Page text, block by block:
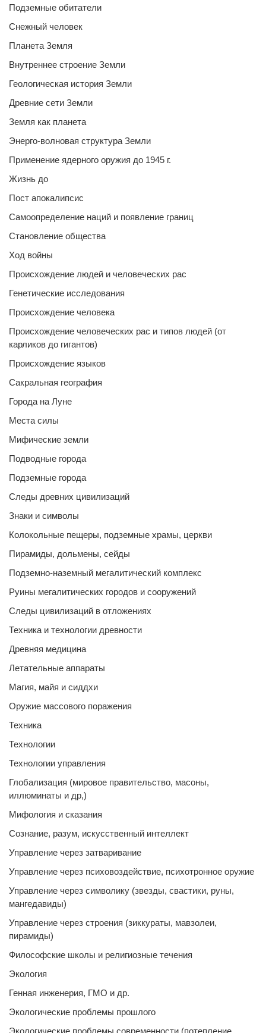
Подземные обитатели
Снежный человек
Планета Земля
Внутреннее строение Земли
Геологическая история Земли
Древние сети Земли
Земля как планета
Энерго-волновая структура Земли
Применение ядерного оружия до 1945 г.
Жизнь до
Пост апокалипсис
Самоопределение наций и появление границ
Становление общества
Ход войны
Происхождение людей и человеческих рас
Генетические исследования
Происхождение человека
Происхождение человеческих рас и типов людей (от
карликов до гигантов)
Происхождение языков
Сакральная география
Города на Луне
Места силы
Мифические земли
Подводные города
Подземные города
Следы древних цивилизаций
Знаки и символы
Колокольные пещеры, подземные храмы, церкви
Пирамиды, дольмены, сейды
Подземно-наземный мегалитический комплекс
Руины мегалитических городов и сооружений
Следы цивилизаций в отложениях
Техника и технологии древности
Древняя медицина
Летательные аппараты
Магия, майя и сиддхи
Оружие массового поражения
Техника
Технологии
Технологии управления
Глобализация (мировое правительство, масоны,
иллюминаты и др,)
Мифология и сказания
Сознание, разум, искусственный интеллект
Управление через затваривание
Управление через психовоздействие, психотронное оружие
Управление через символику (звезды, свастики, руны,
мангедавиды)
Управление через строения (зиккураты, мавзолеи,
пирамиды)
Философские школы и религиозные течения
Экология
Генная инженерия, ГМО и др.
Экологические проблемы прошлого
Экологические проблемы современности (потепление,